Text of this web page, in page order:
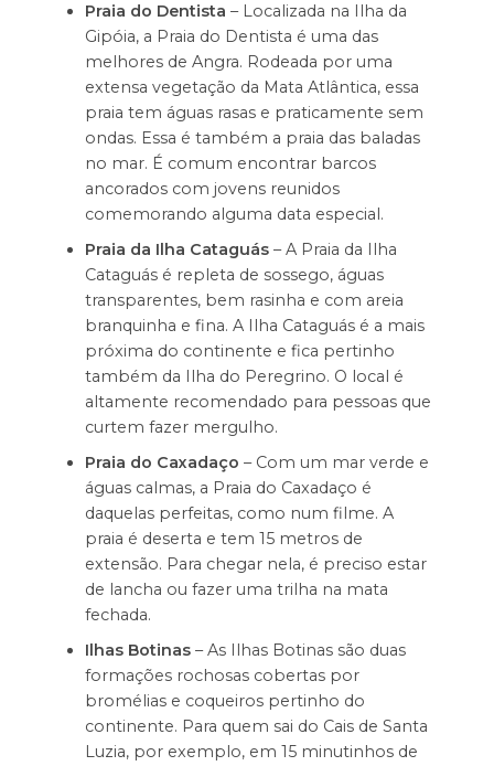
Praia do Dentista – Localizada na Ilha da
Gipóia, a Praia do Dentista é uma das
melhores de Angra. Rodeada por uma
extensa vegetação da Mata Atlântica, essa
praia tem águas rasas e praticamente sem
ondas. Essa é também a praia das baladas
no mar. É comum encontrar barcos
ancorados com jovens reunidos
comemorando alguma data especial.
Praia da Ilha Cataguás – A Praia da Ilha
Cataguás é repleta de sossego, águas
transparentes, bem rasinha e com areia
branquinha e fina. A Ilha Cataguás é a mais
próxima do continente e fica pertinho
também da Ilha do Peregrino. O local é
altamente recomendado para pessoas que
curtem fazer mergulho.
Praia do Caxadaço – Com um mar verde e
águas calmas, a Praia do Caxadaço é
daquelas perfeitas, como num filme. A
praia é deserta e tem 15 metros de
extensão. Para chegar nela, é preciso estar
de lancha ou fazer uma trilha na mata
fechada.
Ilhas Botinas– As Ilhas Botinas são duas
formações rochosas cobertas por
bromélias e coqueiros pertinho do
continente. Para quem sai do Cais de Santa
Luzia, por exemplo, em 15 minutinhos de